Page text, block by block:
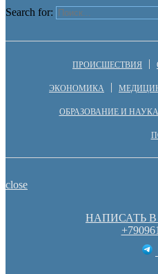
Search for:
ПРОИСШЕСТВИЯ
ЭКОНОМИКА
ОБРАЗОВАНИЕ И НАУКА
close
НАПИСАТЬ